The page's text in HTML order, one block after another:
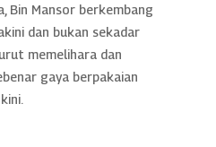
Bin Mansor berkembang
dan bukan sekadar
memelihara dan
gaya berpakaian